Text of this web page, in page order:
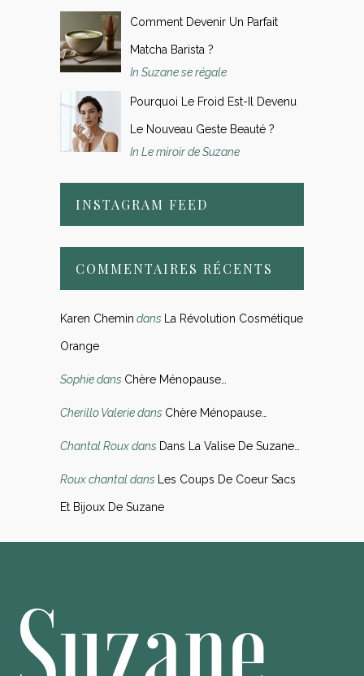
Comment Devenir Un Parfait
Matcha Barista ?
In Suzane se régale
Pourquoi Le Froid Est-Il Devenu
Le Nouveau Geste Beauté ?
In Le miroir de Suzane
INSTAGRAM FEED
COMMENTAIRES RÉCENTS
Karen Chemin dans La Révolution Cosmétique
Orange
Sophiedans Chère Ménopause…
Cherillo Valeriedans Chère Ménopause…
Chantal Rouxdans Dans La Valise De Suzane…
Roux chantaldans Les Coups De Coeur Sacs
Et Bijoux De Suzane